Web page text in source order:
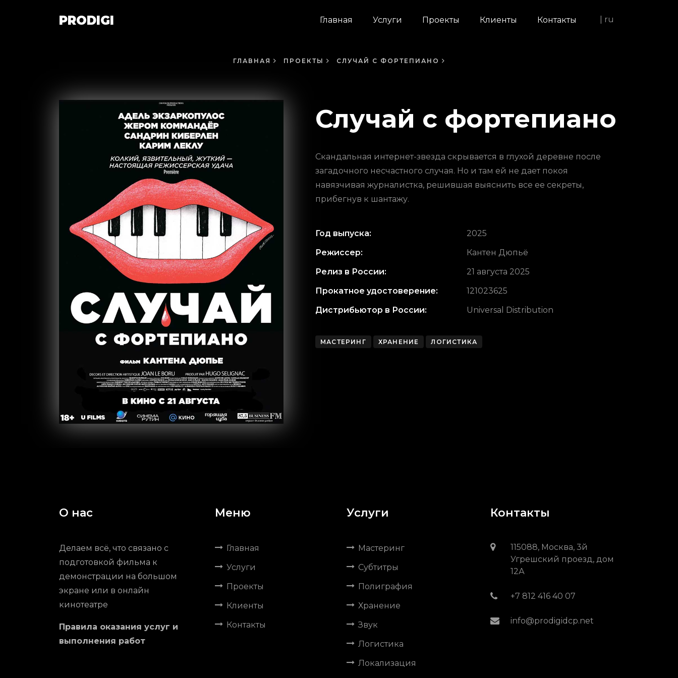
PRODIGI Главная Услуги Проекты Клиенты Контакты | ru
ГЛАВНАЯ ПРОЕКТЫ СЛУЧАЙ С ФОРТЕПИАНО
Случай с фортепиано
Скандальная интернет-звезда скрывается в глухой деревне после
загадочного несчастного случая. Но и там ей не дает покоя
навязчивая журналистка, решившая выяснить все ее секреты,
прибегнув к шантажу.
Год выпуска:
2025
Режиссер:
Кантен Дюпьё
Релиз в России:
21 августа 2025
Прокатное удостоверение:
121023625
Дистрибьютор в России:
Universal Distribution
МАСТЕРИНГ ХРАНЕНИЕ ЛОГИСТИКА
О нас
Делаем всё, что связано с
подготовкой фильма к
демонстрации на большом
экране или в онлайн
кинотеатре
Правила оказания услуг и
выполнения работ
Меню
Главная
Услуги
Проекты
Клиенты
Контакты
Услуги
Мастеринг
Субтитры
Полиграфия
Хранение
Звук
Логистика
Локализация
Контакты
115088, Москва, 3й
Угрешский проезд, дом
12А
+7 812 416 40 07
info@prodigidcp.net